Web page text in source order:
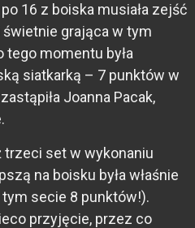
16 z boiska musiała zejść
grająca w tym
tego momentu była
siatkarką – 7 punktów w
Joanna Pacak,
trzeci set w wykonaniu
na boisku była właśnie
tym secie 8 punktów!).
przyjęcie, przez co